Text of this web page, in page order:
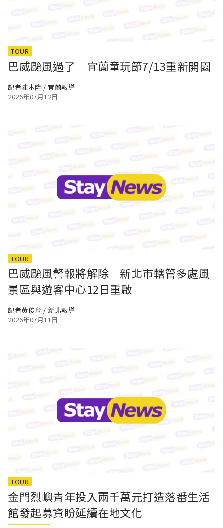
TOUR
巴威颱風過了 宜蘭童玩節7/13重新開園
記者陳木隆 / 宜蘭報導
2026年07月12日
TOUR
巴威颱風警報將解除 新北市轄管多處風
景區與遊客中心12日重啟
記者黃俊育 / 新北報導
2026年07月11日
TOUR
金門烈嶼青年投入兩千萬元打造落番生活
館發起募資盼延續在地文化